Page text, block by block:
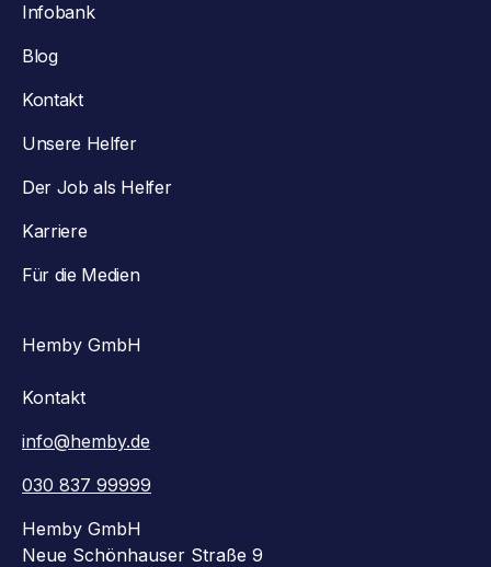
Infobank
Blog
Kontakt
Unsere Helfer
Der Job als Helfer
Karriere
Für die Medien
Hemby GmbH
Kontakt
info@hemby.de
030 837 99999
Hemby GmbH
Neue Schönhauser Straße 9